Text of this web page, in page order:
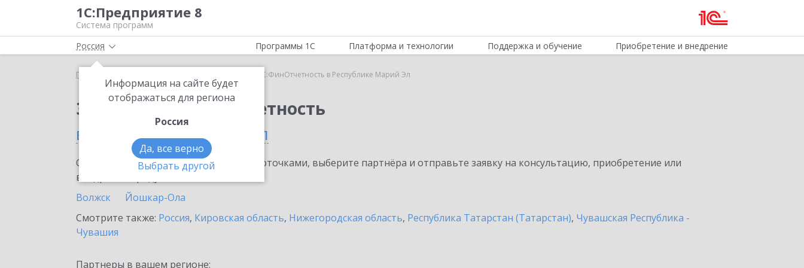
1С:Предприятие 8
Система программ
Россия
Информация на сайте будет
отображаться для региона
Россия
Да, все верно
Выбрать другой
Программы 1С Платформа и технологии Поддержка и обучение Приобретение и внедрение
Главная 1С:ФинОтчетность в Республике Марий Эл
Заказать 1С:ФинОтчетность
в Республике Марий Эл
Ознакомьтесь с информационными карточками, выберите партнёра и отправьте заявку на консультацию, приобретение или
внедрение продукта.
Волжск
Йошкар-Ола
Смотрите также: Россия, Кировская область, Нижегородская область, Республика Татарстан (Татарстан), Чувашская Республика -
Чувашия
Партнеры в вашем регионе: